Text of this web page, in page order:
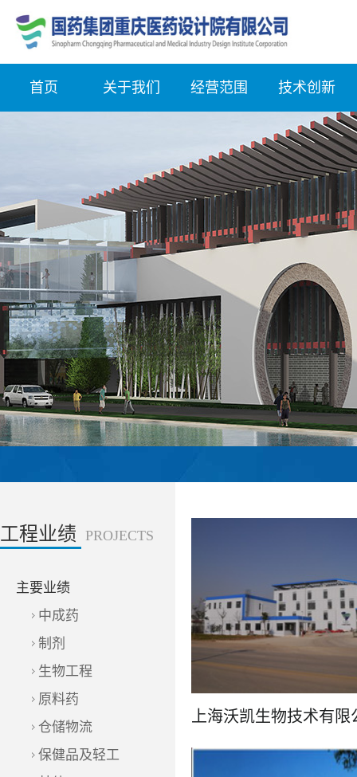
首页 关于我们 经营范围 技术创新
工程业绩 PROJECTS
主要业绩
中成药
制剂
生物工程
原料药
仓储物流
保健品及轻工